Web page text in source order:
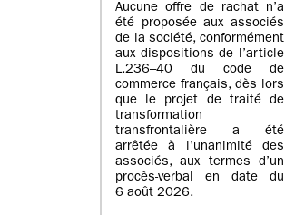
Aucune offre de rachat n’a
été proposée aux associés
de la société, conformément
aux dispositions de l’article
L.236–40 du code de
commerce français, dès lors
que le projet de traité de
transformation
transfrontalière a été
arrêtée à l’unanimité des
associés, aux termes d’un
procès-verbal en date du
6 août 2026.